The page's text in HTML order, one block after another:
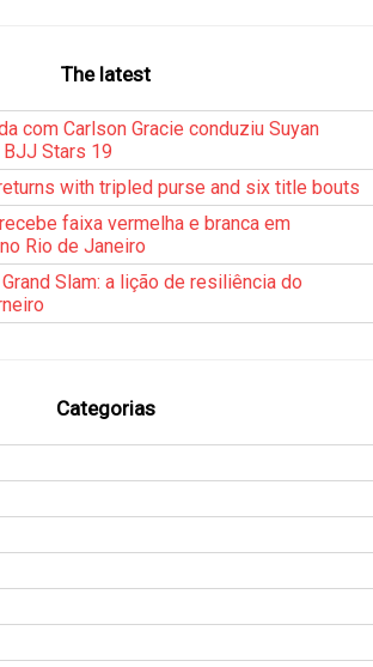
The latest
com Carlson Gracie conduziu Suyan
Stars 19
with tripled purse and six title bouts
faixa vermelha e branca em
Rio de Janeiro
Slam: a lição de resiliência do
Categorias